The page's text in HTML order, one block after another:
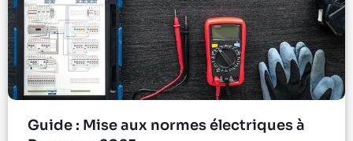
Guide : Mise aux normes électriques à